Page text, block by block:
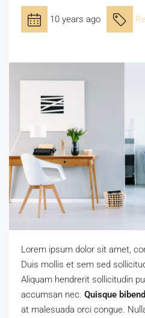
10 years ago
Lorem ipsum dolor sit amet,
Duis mollis et sem sed
Aliquam hendrerit sollicitudin
accumsan nec. Quisque
at malesuada orci congue.